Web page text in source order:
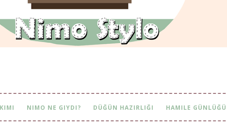
NIMO NE GIYDI? DÜĞÜN HAZIRLIĞI HAMILE GÜNLÜĞÜ